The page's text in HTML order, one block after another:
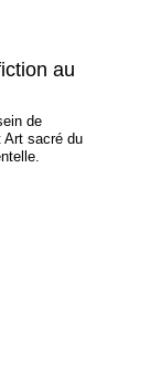
au
de
Art sacré du